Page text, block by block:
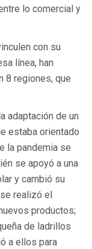
lo comercial y
con su
línea, han
8 regiones, que
adaptación de un
estaba orientado
la pandemia se
se apoyó a una
y cambió su
realizó el
productos;
de ladrillos
a ellos para